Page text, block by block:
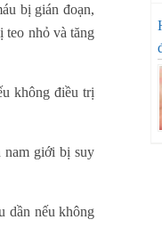
bị gián đoạn,
teo nhỏ và tăng
không điều trị
nam giới bị suy
dần nếu không